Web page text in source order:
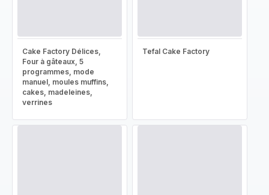
Cake Factory Délices,
Four à gâteaux, 5
programmes, mode
manuel, moules muffins,
cakes, madeleines,
verrines
Tefal Cake Factory